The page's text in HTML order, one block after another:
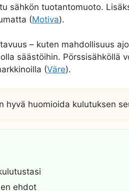
sähkön tuotantomuoto.
(Motiva).
– kuten mahdollisuus
säästöihin. Pörssisähköllä
(Väre).
hyvä huomioida kulutuksen
ehdot